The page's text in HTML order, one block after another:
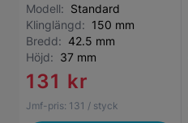
Modell: Standard
Klinglängd: 150 mm
Bredd: 42.5 mm
Höjd: 37 mm
131 kr
Jmf-pris: 131 / styck